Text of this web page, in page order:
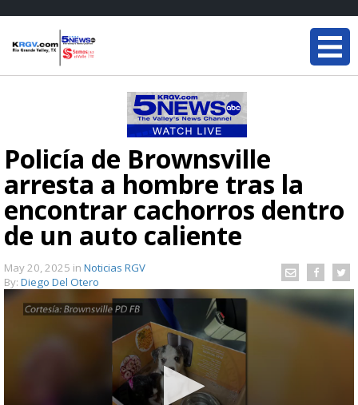
Policía de Brownsville
arresta a hombre tras la
encontrar cachorros dentro
de un auto caliente
May 20, 2025 in Noticias RGV
By: Diego Del Otero